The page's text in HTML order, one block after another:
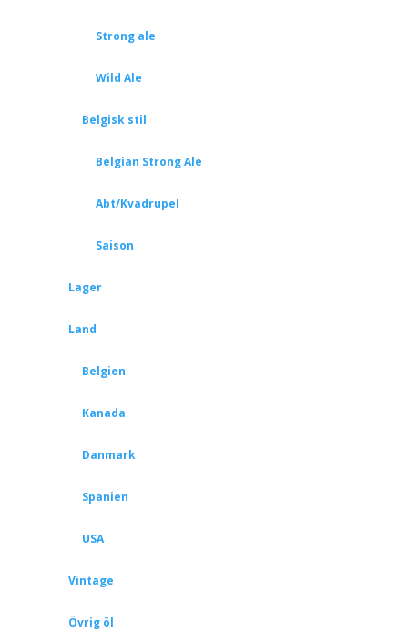
Strong ale
Wild Ale
Belgisk stil
Belgian Strong Ale
Abt/Kvadrupel
Saison
Lager
Land
Belgien
Kanada
Danmark
Spanien
USA
Vintage
Övrig öl